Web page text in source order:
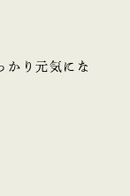
かり元気にな